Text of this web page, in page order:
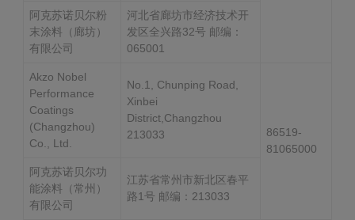
阿克苏诺贝尔粉
末涂料（廊坊）
有限公司
河北省廊坊市经济技术开
发区全兴路32号 邮编：
065001
Akzo Nobel
Performance
Coatings
(Changzhou)
Co., Ltd.
No.1, Chunping Road,
Xinbei
District,Changzhou
213033
86519-
81065000
阿克苏诺贝尔功
能涂料（常州）
有限公司
江苏省常州市新北区春平
路1号 邮编：213033